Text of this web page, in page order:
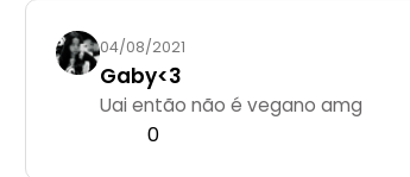
04/08/2021
Gaby<3
Uai então não é vegano amg
0